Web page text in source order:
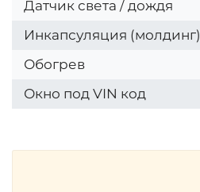
Датчик света / дождя
Инкапсуляция (молдинг)
Обогрев
Окно под VIN код